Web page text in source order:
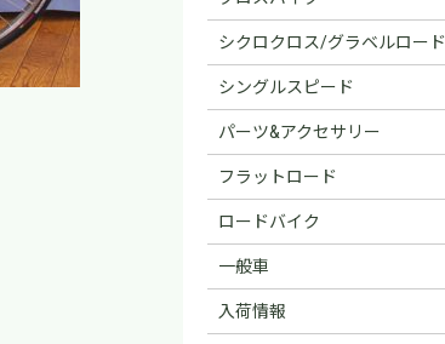
シクロクロス/グラベルロード
シングルスピード
パーツ&アクセサリー
フラットロード
ロードバイク
一般車
入荷情報